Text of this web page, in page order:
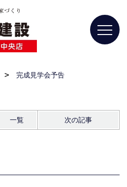
完成見学会予告
一覧 次の記事